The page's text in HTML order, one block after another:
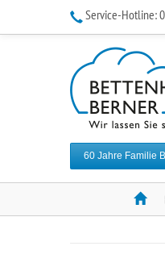
Service-Hotline:
60 Jahre Familie